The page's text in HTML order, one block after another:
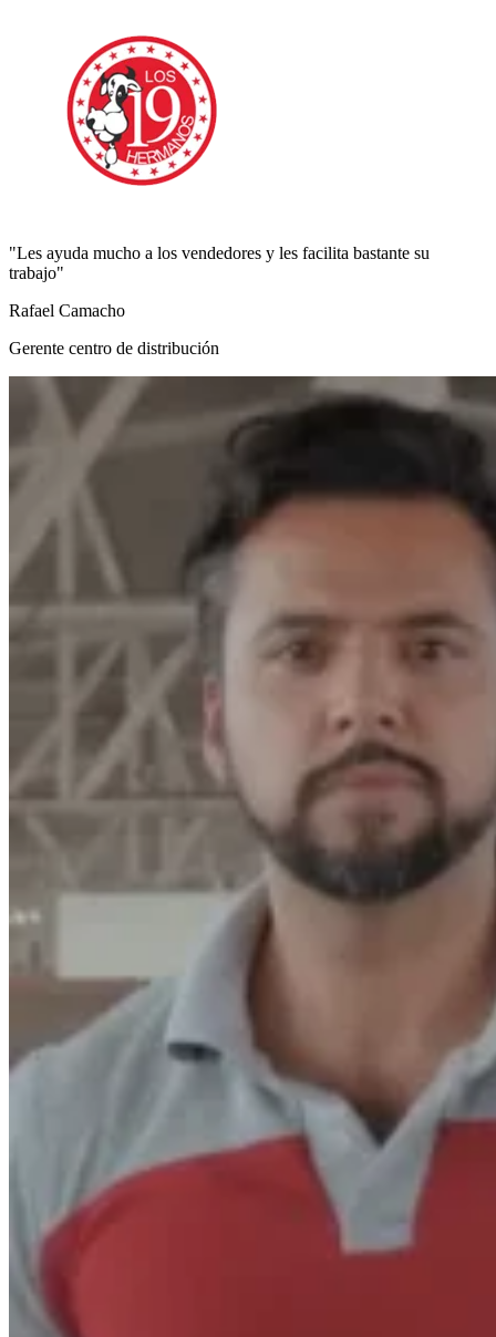
"Les ayuda mucho a los vendedores y les facilita bastante su
trabajo"
Rafael Camacho
Gerente centro de distribución